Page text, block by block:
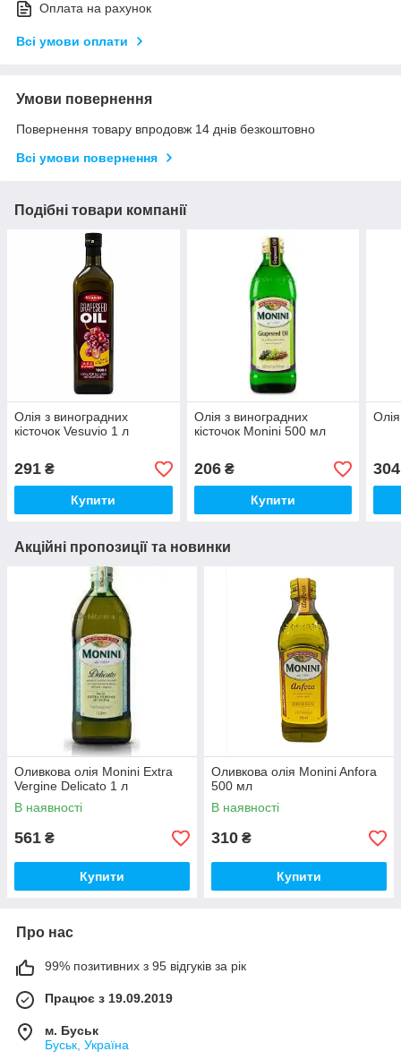
Оплата на рахунок
Всі умови оплати
Умови повернення
Повернення товару впродовж 14 днів безкоштовно
Всі умови повернення
Подібні товари компанії
Олія з виноградних
кісточок Vesuvio 1 л
291 ₴
Купити
Олія з виноградних
кісточок Monini 500 мл
206₴
Купити
304
Акційні пропозиції та новинки
Оливкова олія Monini Extra
Vergine Delicato 1 л
В наявності
561 ₴
Купити
Оливкова олія Monini Anfora
500 мл
В наявності
310 ₴
Купити
Про нас
99% позитивних з 95 відгуків за рік
Працює з 19.09.2019
м. Буськ
Буськ, Україна